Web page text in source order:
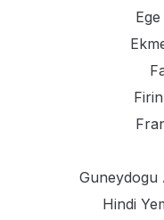
Guneydogu
Hindi